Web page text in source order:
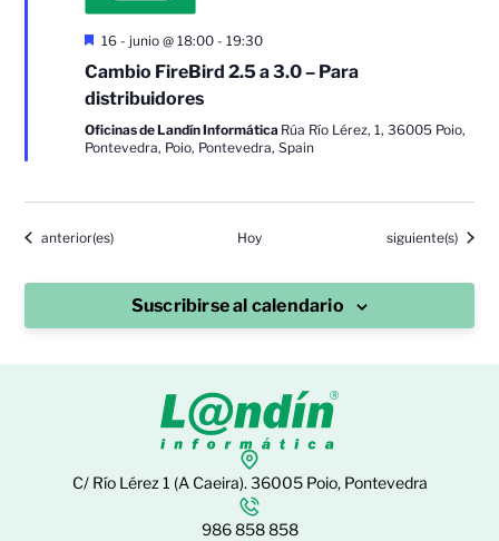
Destacado
16 - junio @ 18:00 -19:30
Cambio FireBird 2.5 a 3.0 – Para
distribuidores
Oficinas de Landín Informática Rúa Río Lérez, 1, 36005 Poio,
Pontevedra, Poio, Pontevedra, Spain
Eventos
anterior(es) Hoy Eventos
siguiente(s)
Suscribirse al calendario
C/ Río Lérez 1 (A Caeira). 36005 Poio, Pontevedra
986 858 858